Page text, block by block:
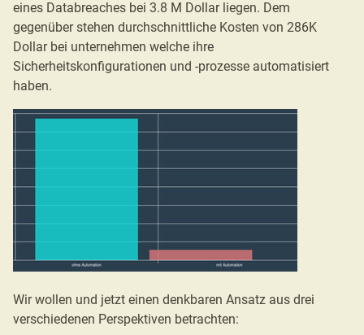
eines Databreaches bei 3.8 M Dollar liegen. Dem
gegenüber stehen durchschnittliche Kosten von 286K
Dollar bei unternehmen welche ihre
Sicherheitskonfigurationen und -prozesse automatisiert
haben.
Wir wollen und jetzt einen denkbaren Ansatz aus drei
verschiedenen Perspektiven betrachten: